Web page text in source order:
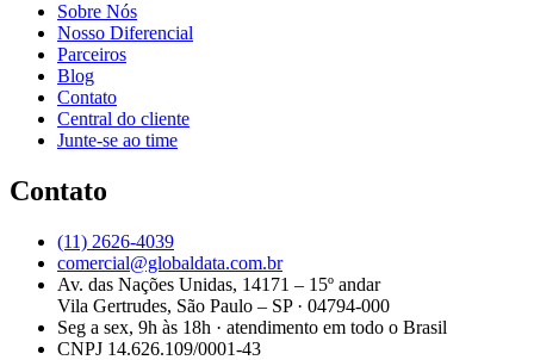
Sobre Nós
Nosso Diferencial
Parceiros
Blog
Contato
Central do cliente
Junte-se ao time
Contato
(11) 2626-4039
comercial@globaldata.com.br
Av. das Nações Unidas, 14171 – 15º andar
Vila Gertrudes, São Paulo – SP · 04794-000
Seg a sex, 9h às 18h · atendimento em todo o Brasil
CNPJ 14.626.109/0001-43